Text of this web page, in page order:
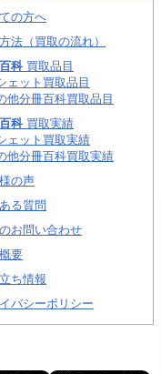
の方へ
法（買取の流れ）
科買取品目
ェット買取品目
他分冊百科買取品目
科買取実績
ェット買取実績
他分冊百科買取実績
の声
る質問
お問い合わせ
要
ち情報
バシーポリシー